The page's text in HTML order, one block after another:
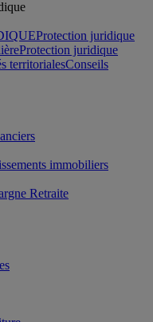
Protection juridique
Protection juridique
territorialesConseils